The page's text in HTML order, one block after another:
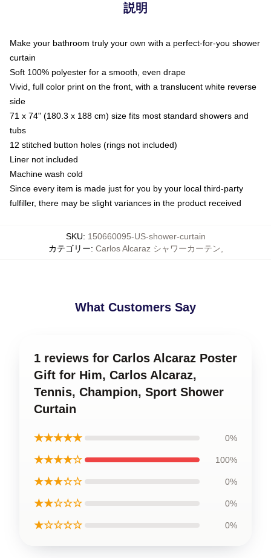
説明
Make your bathroom truly your own with a perfect-for-you shower
curtain
Soft 100% polyester for a smooth, even drape
Vivid, full color print on the front, with a translucent white reverse
side
71 x 74" (180.3 x 188 cm) size fits most standard showers and
tubs
12 stitched button holes (rings not included)
Liner not included
Machine wash cold
Since every item is made just for you by your local third-party
fulfiller, there may be slight variances in the product received
SKU: 150660095-US-shower-curtain
カテゴリー: Carlos Alcaraz シャワーカーテン
What Customers Say
1 reviews for Carlos Alcaraz Poster
Gift for Him, Carlos Alcaraz,
Tennis, Champion, Sport Shower
Curtain
★★★★★ 0%
★★★★☆ 100%
★★★☆☆ 0%
★★☆☆☆ 0%
★☆☆☆☆ 0%